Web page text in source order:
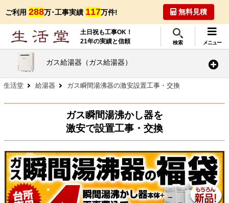
ご利用 288万･工事実績 117万件! 無料見積
土日祝も工事OK！
21年の実績と信頼
検索 メニュー
ガス給湯器（ガス給湯器）
生活堂 給湯器 ガス瞬間湯沸器の激安設置工事・交換
ガス瞬間湯沸かし器を
激安で設置工事・交換